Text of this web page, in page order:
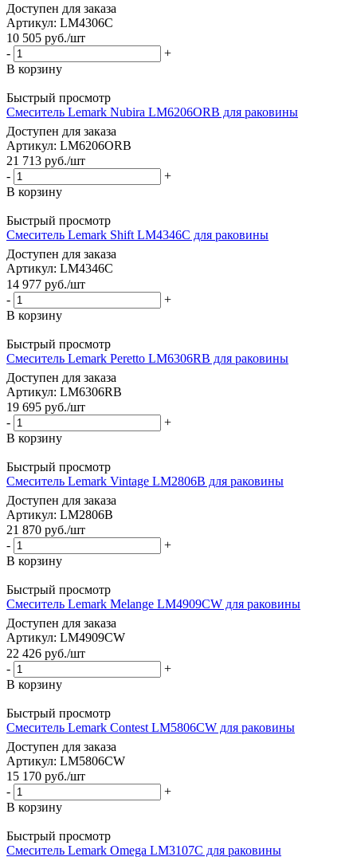
Доступен для заказа
Артикул: LM4306C
10 505 руб./шт
-
+
В корзину
Быстрый просмотр
Смеситель Lemark Nubira LM6206ORB для раковины
Доступен для заказа
Артикул: LM6206ORB
21 713 руб./шт
-
+
В корзину
Быстрый просмотр
Смеситель Lemark Shift LM4346C для раковины
Доступен для заказа
Артикул: LM4346C
14 977 руб./шт
-
+
В корзину
Быстрый просмотр
Смеситель Lemark Peretto LM6306RB для раковины
Доступен для заказа
Артикул: LM6306RB
19 695 руб./шт
-
+
В корзину
Быстрый просмотр
Смеситель Lemark Vintage LM2806B для раковины
Доступен для заказа
Артикул: LM2806B
21 870 руб./шт
-
+
В корзину
Быстрый просмотр
Смеситель Lemark Melange LM4909CW для раковины
Доступен для заказа
Артикул: LM4909CW
22 426 руб./шт
-
+
В корзину
Быстрый просмотр
Смеситель Lemark Contest LM5806CW для раковины
Доступен для заказа
Артикул: LM5806CW
15 170 руб./шт
-
+
В корзину
Быстрый просмотр
Смеситель Lemark Omega LM3107C для раковины